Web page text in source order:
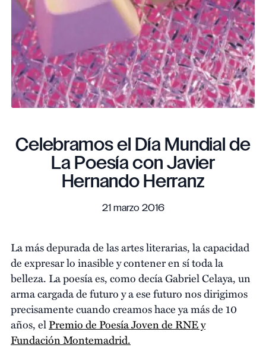
Celebramos el Día Mundial de
La Poesía con Javier
Hernando Herranz
21 marzo 2016
La más depurada de las artes literarias, la capacidad
de expresar lo inasible y contener en sí toda la
belleza. La poesía es, como decía Gabriel Celaya, un
arma cargada de futuro y a ese futuro nos dirigimos
precisamente cuando creamos hace ya más de 10
años, elPremio de Poesía Joven de RNE y
Fundación Montemadrid.